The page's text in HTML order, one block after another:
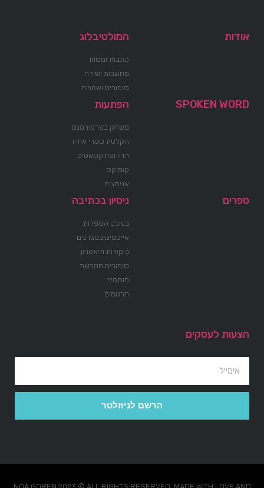
אודות המולטיבלוג
כתבות ומסות
מחשבות ושירה
סיפורים ושטויות
SPOKEN WORD הפתעות
משחק בפרפורמנס
הקלטת ספרי אודיו
רדיו ופודקסאטים
קומיקס
אנימציה
ספרים ניסיון בכתיבה
בעולם הספרות
אייטמים במגזינים
ביקורות תיאטרון
סיפורים מהרשת
פוסטים
תרגומים
הצעות לעסקים
הרשם לניוזלטר